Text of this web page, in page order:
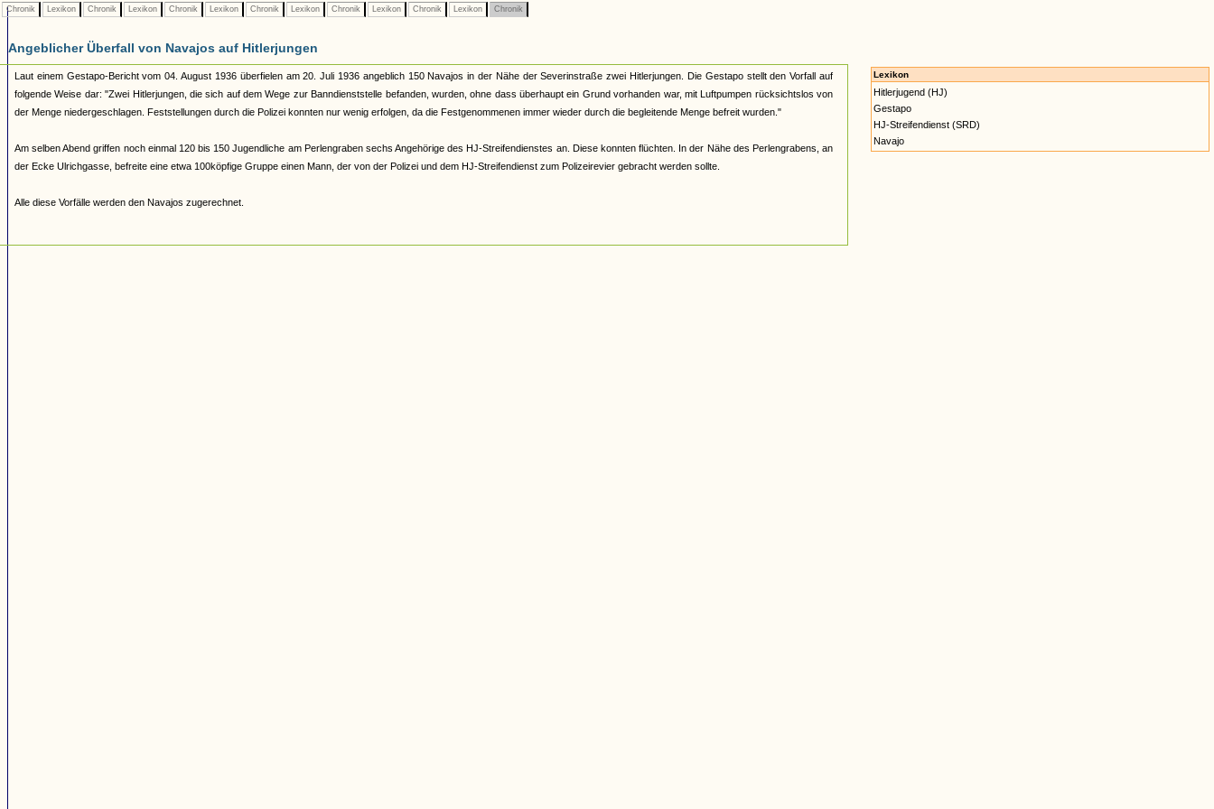
Chronik Lexikon Chronik Lexikon Chronik Lexikon Chronik Lexikon Chronik Lexikon Chronik Lexikon Chronik
Angeblicher Überfall von Navajos auf Hitlerjungen
Laut einem Gestapo-Bericht vom 04. August 1936 überfielen am 20. Juli 1936 angeblich 150 Navajos in der Nähe der Severinstraße zwei Hitlerjungen. Die Gestapo stellt den Vorfall auf
folgende Weise dar: "Zwei Hitlerjungen, die sich auf dem Wege zur Banndienststelle befanden, wurden, ohne dass überhaupt ein Grund vorhanden war, mit Luftpumpen rücksichtslos von
der Menge niedergeschlagen. Feststellungen durch die Polizei konnten nur wenig erfolgen, da die Festgenommenen immer wieder durch die begleitende Menge befreit wurden."
Am selben Abend griffen noch einmal 120 bis 150 Jugendliche am Perlengraben sechs Angehörige des HJ-Streifendienstes an. Diese konnten flüchten. In der Nähe des Perlengrabens, an
der Ecke Ulrichgasse, befreite eine etwa 100köpfige Gruppe einen Mann, der von der Polizei und dem HJ-Streifendienst zum Polizeirevier gebracht werden sollte.
Alle diese Vorfälle werden den Navajos zugerechnet.
Lexikon
Hitlerjugend (HJ)
Gestapo
HJ-Streifendienst (SRD)
Navajo